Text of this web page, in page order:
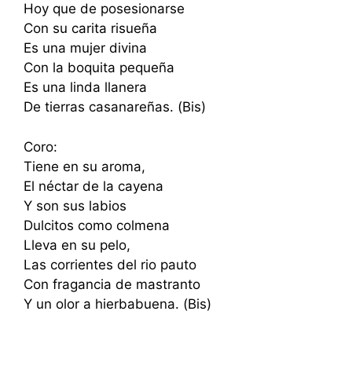
Hoy que de posesionarse
Con su carita risueña
Es una mujer divina
Con la boquita pequeña
Es una linda llanera
De tierras casanareñas. (Bis)
Coro:
Tiene en su aroma,
El néctar de la cayena
Y son sus labios
Dulcitos como colmena
Lleva en su pelo,
Las corrientes del rio pauto
Con fragancia de mastranto
Y un olor a hierbabuena. (Bis)